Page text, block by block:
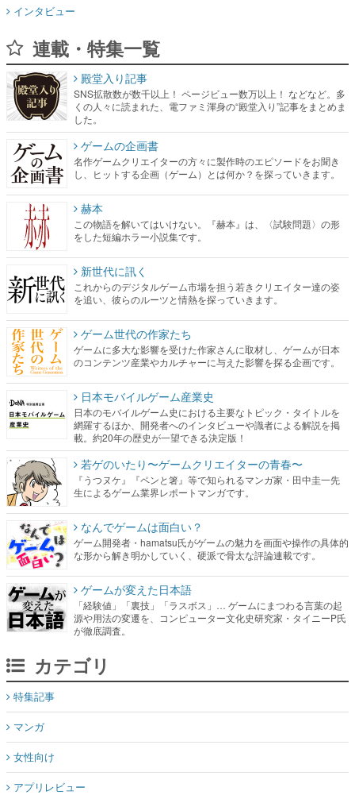
インタビュー
連載・特集一覧
殿堂入り記事
SNS拡散数が数千以上！ ページビュー数万以上！ などなど。多
くの人々に読まれた、電ファミ渾身の“殿堂入り”記事をまとめま
した。
ゲームの企画書
名作ゲームクリエイターの方々に製作時のエピソードをお聞き
し、ヒットする企画（ゲーム）とは何か？を探っていきます。
赫本
この物語を解いてはいけない。『赫本』は、〈試験問題〉の形
をした短編ホラー小説集です。
新世代に訊く
これからのデジタルゲーム市場を担う若きクリエイター達の姿
を追い、彼らのルーツと情熱を探っていきます。
ゲーム世代の作家たち
ゲームに多大な影響を受けた作家さんに取材し、ゲームが日本
のコンテンツ産業やカルチャーに与えた影響を探る企画です。
日本モバイルゲーム産業史
日本のモバイルゲーム史における主要なトピック・タイトルを
網羅するほか、開発者へのインタビューや識者による解説を掲
載。約20年の歴史が一望できる決定版！
若ゲのいたり〜ゲームクリエイターの青春〜
『うつヌケ』『ペンと箸』等で知られるマンガ家・田中圭一先
生によるゲーム業界レポートマンガです。
なんでゲームは面白い？
ゲーム開発者・hamatsu氏がゲームの魅力を画面や操作の具体的
な形から解き明かしていく、硬派で骨太な評論連載です。
ゲームが変えた日本語
「経験値」「裏技」「ラスボス」… ゲームにまつわる言葉の起
源や用法の変遷を、コンピューター文化史研究家・タイニーP氏
が徹底調査。
カテゴリ
特集記事
マンガ
女性向け
アプリレビュー